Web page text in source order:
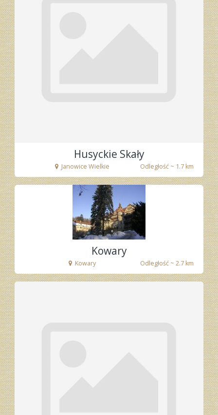
Husyckie Skały
Janowice Wielkie Odległość ~ 1.7 km
fot. Tenet
Kowary
Kowary Odległość ~ 2.7 km